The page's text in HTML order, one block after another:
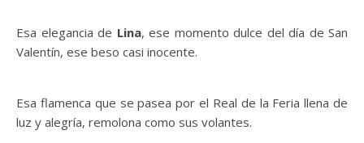
Esa elegancia de Lina, ese momento dulce del día de San
Valentín, ese beso casi inocente.
Esa flamenca que se pasea por el Real de la Feria llena de
luz y alegría, remolona como sus volantes.